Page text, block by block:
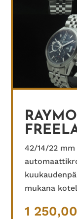
42/14/22
mukana
1 250,00